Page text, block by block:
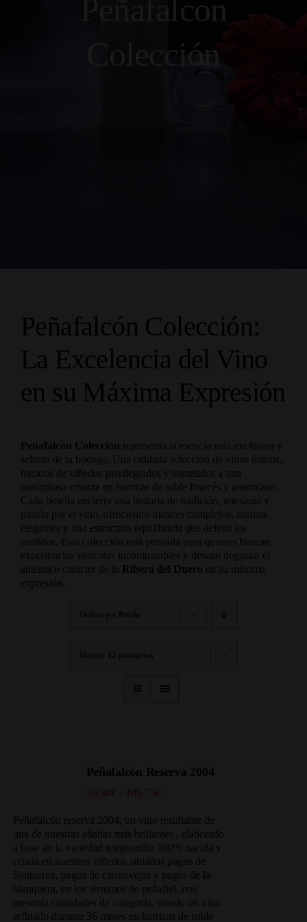
Peñafalcon
Colección
Peñafalcón Colección:
La Excelencia del Vino
en su Máxima Expresión
Peñafalcón Colección
representa la esencia más exclusiva y
selecta de la bodega. Una cuidada selección de vinos únicos,
nacidos de viñedos privilegiados y sometidos a una
meticulosa crianza en barricas de roble francés y americano.
Cada botella encierra una historia de tradición, artesanía y
pasión por el vino, ofreciendo matices complejos, aromas
elegantes y una estructura equilibrada que deleita los
sentidos. Esta colección está pensada para quienes buscan
experiencias vinícolas incomparables y desean degustar el
auténtico carácter de la Ribera del Duero en su máxima
expresión.
Ordena por Precio
Mostrar 12 productos
Peñafalcón Reserva 2004
36.80€ - 189.75€
precios:
desde
36.80€
hasta
189.75€
Peñafalcón reserva 2004, un vino resultante de
una de nuestras añadas más brillantes , elaborado
a base de la variedad tempranillo 100% nacida y
criada en nuestros viñedos situados
pagos de
Santacruz, pagos de carraovejas y pagos de la
blanquera, en los términos de peñafiel, nos
presenta cualidades de categoría, siendo un vino
refinado durante 36 meses en barricas de roble